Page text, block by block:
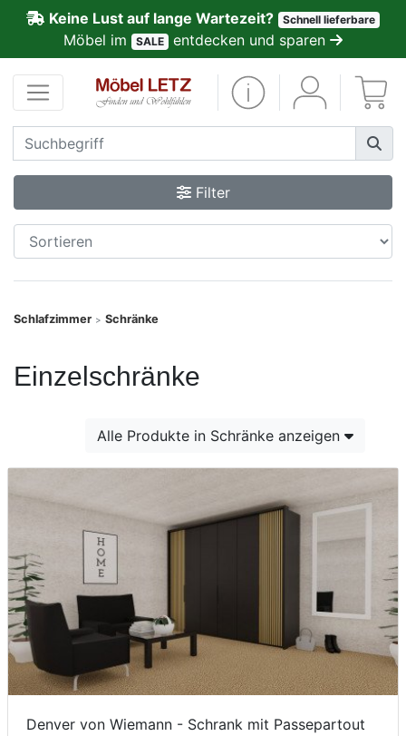
Keine Lust auf lange Wartezeit? Schnell lieferbare
Möbel im SALE entdecken und sparen
Filter
Schlafzimmer > Schränke
Einzelschränke
Alle Produkte in Schränke anzeigen
Denver von Wiemann - Schrank mit Passepartout
Kundenmeinungen
Anmelden
PREMIUM
Schnell
lieferbar
SALE
Möbel-
Markenwelt
Letz-
Deals